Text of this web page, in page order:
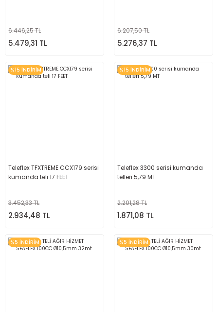
6.446,25 TL
5.479,31 TL
6.207,50 TL
5.276,37 TL
%15 İNDİRİM
Teleflex TFXTREME CCX179 serisi
kumanda teli 17 FEET
3.452,33 TL
2.934,48 TL
%15 İNDİRİM
Teleflex 3300 serisi kumanda
telleri 5,79 MT
2.201,28 TL
1.871,08 TL
%5 İNDİRİM %5 İNDİRİM